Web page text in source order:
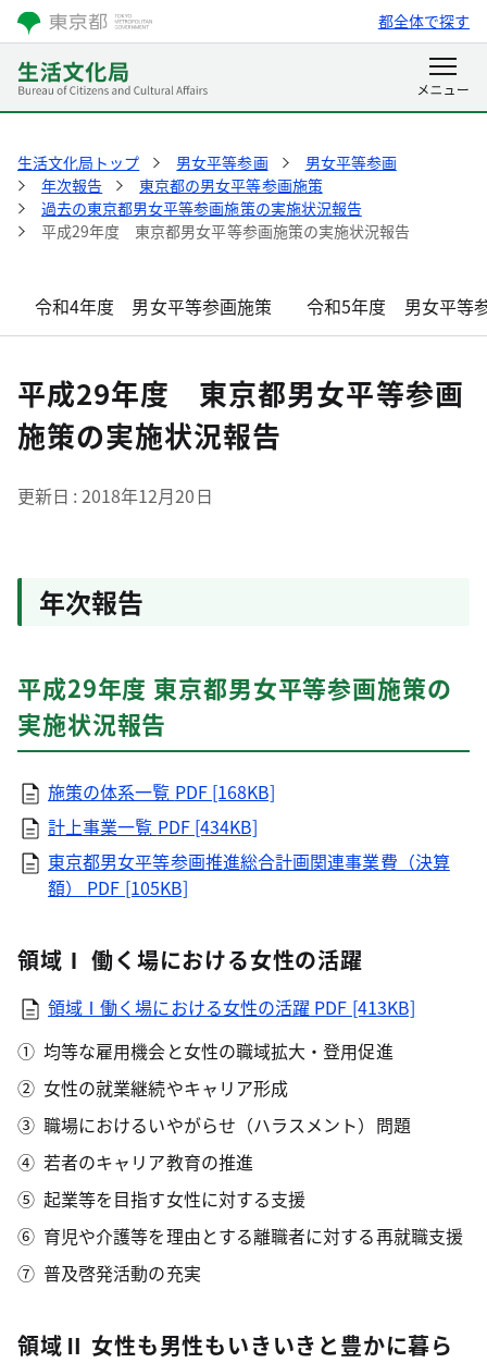
都全体で探す
生活文化局トップ 男女平等参画
男女平等参画
年次報告
東京都の男女平等参画施策
過去の東京都男女平等参画施策の実施状況報告
平成29年度 東京都男女平等参画施策の実施状況報告
令和4年度 男女平等参画施策 令和5年度 男女平等
平成29年度 東京都男女平等参画
施策の実施状況報告
更新日 2018年12月20日
年次報告
平成29年度 東京都男女平等参画施策の
実施状況報告
施策の体系一覧 PDF [168KB]
計上事業一覧 PDF [434KB]
東京都男女平等参画推進総合計画関連事業費（決算
額） PDF [105KB]
領域Ⅰ 働く場における女性の活躍
領域Ⅰ働く場における女性の活躍 PDF [413KB]
均等な雇用機会と女性の職域拡大・登用促進
女性の就業継続やキャリア形成
職場におけるいやがらせ（ハラスメント）問題
若者のキャリア教育の推進
起業等を目指す女性に対する支援
育児や介護等を理由とする離職者に対する再就職支援
普及啓発活動の充実
領域Ⅱ 女性も男性もいきいきと豊かに暮ら